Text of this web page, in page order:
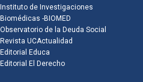
Instituto de Investigaciones
Biomédicas -BIOMED
Observatorio de la Deuda Social
Revista UCActualidad
Editorial Educa
Editorial El Derecho